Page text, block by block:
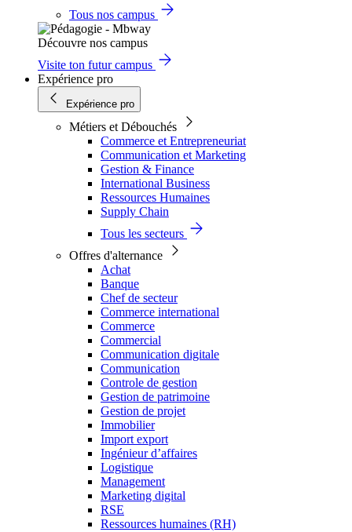
Tous nos campus
Découvre nos campus
Visite ton futur campus
Expérience pro
Expérience pro
Métiers et Débouchés
Commerce et Entrepreneuriat
Communication et Marketing
Gestion & Finance
International Business
Ressources Humaines
Supply Chain
Tous les secteurs
Offres d'alternance
Achat
Banque
Chef de secteur
Commerce international
Commerce
Commercial
Communication digitale
Communication
Controle de gestion
Gestion de patrimoine
Gestion de projet
Immobilier
Import export
Ingénieur d’affaires
Logistique
Management
Marketing digital
RSE
Ressources humaines (RH)